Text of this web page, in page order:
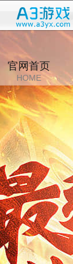
官网首页
HOME